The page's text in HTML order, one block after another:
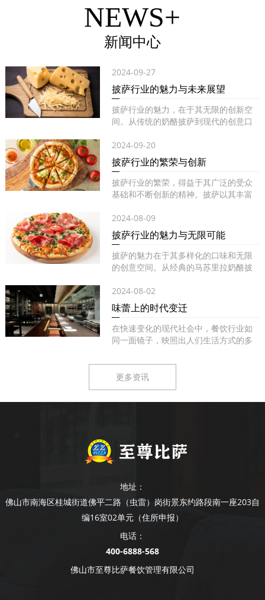
NEWS+
新闻中心
2024-09-27
披萨行业的魅力与未来展望
披萨行业的魅力，在于其无限的创新空
间。从传统的奶酪披萨到现代的创意口
2024-09-20
披萨行业的繁荣与创新
披萨行业的繁荣，得益于其广泛的受众
基础和不断创新的精神。披萨以其丰富
2024-08-09
披萨行业的魅力与无限可能
披萨的魅力在于其多样化的口味和无限
的创意空间。从经典的马苏里拉奶酪披
2024-08-02
味蕾上的时代变迁
在快速变化的现代社会中，餐饮行业如
同一面镜子，映照出人们生活方式的多
更多资讯
地址：
佛山市南海区桂城街道佛平二路（虫雷）岗街景东约路段南一座203自
编16室02单元（住所申报）
电话：
400-6888-568
佛山市至尊比萨餐饮管理有限公司